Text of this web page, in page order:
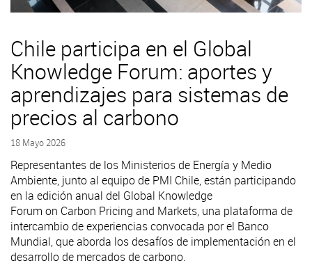
Chile participa en el Global
Knowledge Forum: aportes y
aprendizajes para sistemas de
precios al carbono
18 Mayo 2026
Representantes de los Ministerios de Energía y Medio
Ambiente, junto al equipo de PMI Chile, están participando
en la edición anual del Global Knowledge
Forum on Carbon Pricing and Markets, una plataforma de
intercambio de experiencias convocada por el Banco
Mundial, que aborda los desafíos de implementación en el
desarrollo de mercados de carbono.